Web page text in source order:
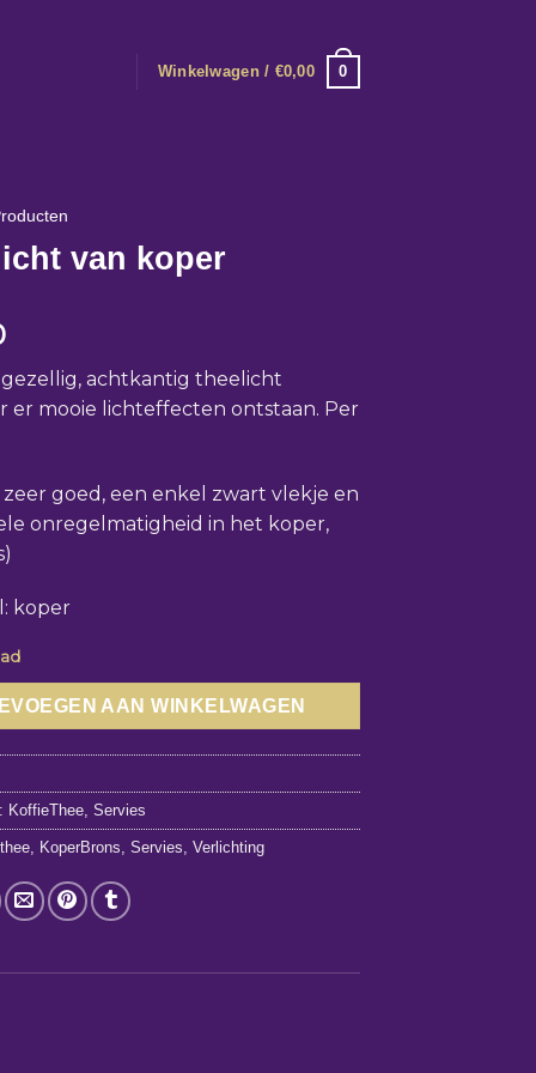
Winkelwagen / €0,00 0
van koper
achtkantig theelicht
er mooie lichteffecten ontstaan. Per
zeer goed, een enkel zwart vlekje en
onregelmatigheid in het koper,
koper
AAN WINKELWAGEN
KoffieThee ,Servies
KoperBrons ,Servies ,Verlichting